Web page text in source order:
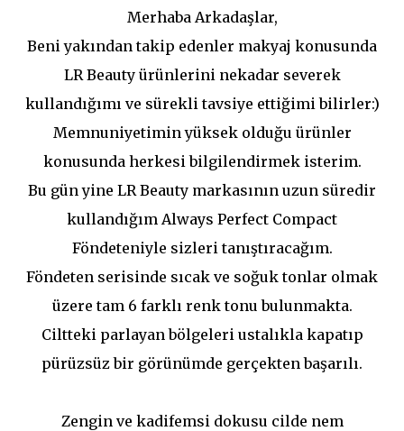
Merhaba Arkadaşlar,
Beni yakından takip edenler makyaj konusunda
LR Beauty ürünlerini nekadar severek
kullandığımı ve sürekli tavsiye ettiğimi bilirler:)
Memnuniyetimin yüksek olduğu ürünler
konusunda herkesi bilgilendirmek isterim.
Bu gün yine LR Beauty markasının uzun süredir
kullandığım Always Perfect Compact
Föndeteniyle sizleri tanıştıracağım.
Föndeten serisinde sıcak ve soğuk tonlar olmak
üzere tam 6 farklı renk tonu bulunmakta.
Ciltteki parlayan bölgeleri ustalıkla kapatıp
pürüzsüz bir görünümde gerçekten başarılı.
Zengin ve kadifemsi dokusu cilde nem